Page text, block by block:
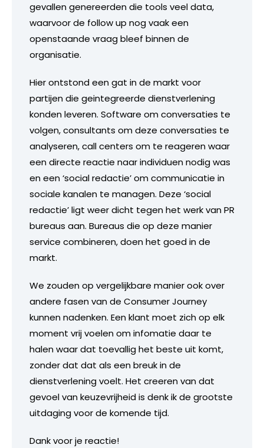
gevallen genereerden die tools veel data,
waarvoor de follow up nog vaak een
openstaande vraag bleef binnen de
organisatie.
Hier ontstond een gat in de markt voor
partijen die geintegreerde dienstverlening
konden leveren. Software om conversaties te
volgen, consultants om deze conversaties te
analyseren, call centers om te reageren waar
een directe reactie naar individuen nodig was
en een ‘social redactie’ om communicatie in
sociale kanalen te managen. Deze ‘social
redactie’ ligt weer dicht tegen het werk van PR
bureaus aan. Bureaus die op deze manier
service combineren, doen het goed in de
markt.
We zouden op vergelijkbare manier ook over
andere fasen van de Consumer Journey
kunnen nadenken. Een klant moet zich op elk
moment vrij voelen om infomatie daar te
halen waar dat toevallig het beste uit komt,
zonder dat dat als een breuk in de
dienstverlening voelt. Het creeren van dat
gevoel van keuzevrijheid is denk ik de grootste
uitdaging voor de komende tijd.
Dank voor je reactie!